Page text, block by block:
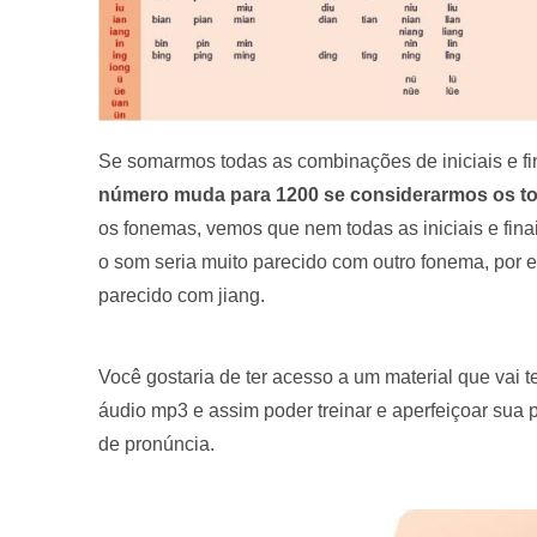
Se somarmos todas as combinações de iniciais e
número muda para 1200 se considerarmos os
os fonemas, vemos que nem todas as iniciais e
o som seria muito parecido com outro fonema, por
parecido com jiang.
Você gostaria de ter acesso a um material que vai
áudio mp3 e assim poder treinar e aperfeiçoar
de pronúncia.